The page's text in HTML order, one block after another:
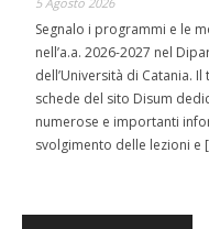
Segnalo i programmi e le
nell’a.a. 2026-2027 nel
dell’Università di Catania.
schede del sito Disum
numerose e importanti
svolgimento delle lezioni e